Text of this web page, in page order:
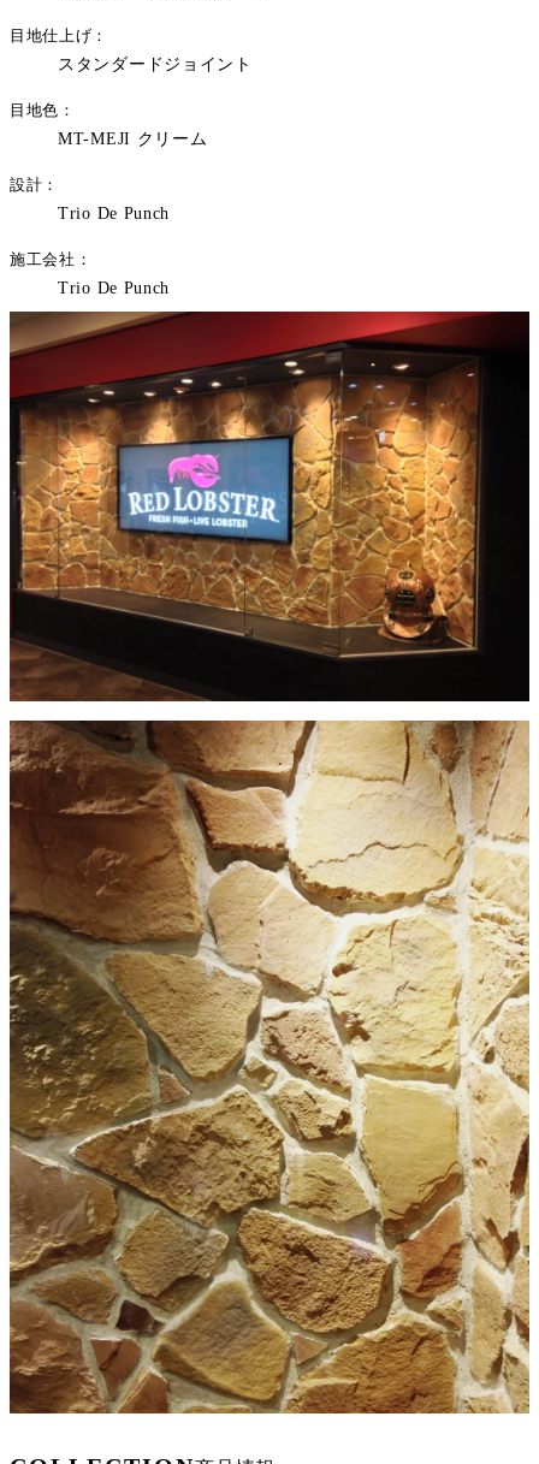
目地仕上げ
スタンダードジョイント
目地色
MT-MEJI クリーム
設計
Trio De Punch
施工会社
Trio De Punch